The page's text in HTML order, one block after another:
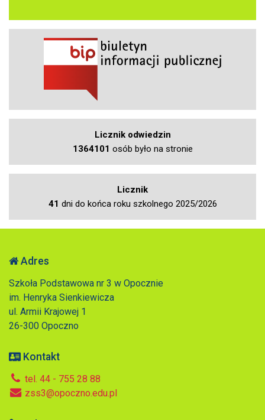
Licznik odwiedzin
1364101 osób było na stronie
Licznik
41 dni do końca roku szkolnego 2025/2026
Adres
Szkoła Podstawowa nr 3 w Opocznie
im. Henryka Sienkiewicza
ul. Armii Krajowej 1
26-300 Opoczno
Kontakt
tel. 44 - 755 28 88
zss3@opoczno.edu.pl